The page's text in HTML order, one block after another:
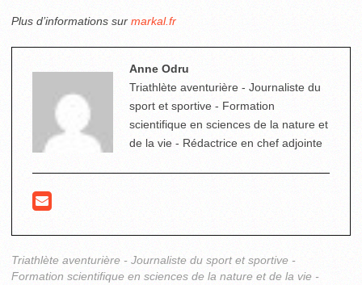
Plus d’informations sur markal.fr
Anne Odru
Triathlète aventurière - Journaliste du
sport et sportive - Formation
scientifique en sciences de la nature et
de la vie - Rédactrice en chef adjointe
Triathlète aventurière - Journaliste du sport et sportive -
Formation scientifique en sciences de la nature et de la vie -